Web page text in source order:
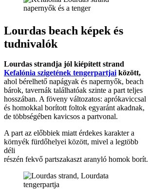
Lourdas beach képek és
tudnivalók
Lourdas strandja jól kiépített strand
Kefalónia szigetének tengerpartjaiközött,
ahol bérelhető napágyak és napernyők, beach
bárok, tavernák találhatóak szinte a part teljes
hosszában. A föveny változatos: aprókaviccsal
és homokkal borított foltok egyaránt akadnak,
de többségében kavicsos a partvonal.
A part az előbbiek miatt érdekes karakter a
környék fürdőhelyei között, mivel a legtöbb
déli
részén fekvő partszakaszt aranyló homok borít.